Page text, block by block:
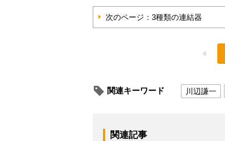
次のページ：3種類の連結器
関連キーワード 川辺謙一
関連記事